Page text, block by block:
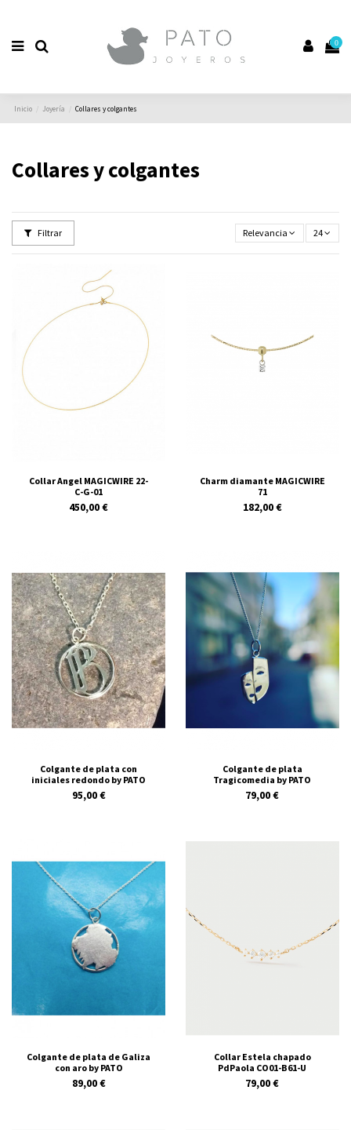
0
Inicio Joyería Collares y colgantes
Collares y colgantes
Filtrar Relevancia 24
Collar Angel MAGICWIRE 22-
C-G-01
450,00 €
Charm diamante MAGICWIRE
71
182,00 €
Colgante de plata con
iniciales redondo by PATO
95,00 €
Colgante de plata
Tragicomedia by PATO
79,00 €
Colgante de plata de Galiza
con aro by PATO
89,00 €
Collar Estela chapado
PdPaola CO01-B61-U
79,00 €